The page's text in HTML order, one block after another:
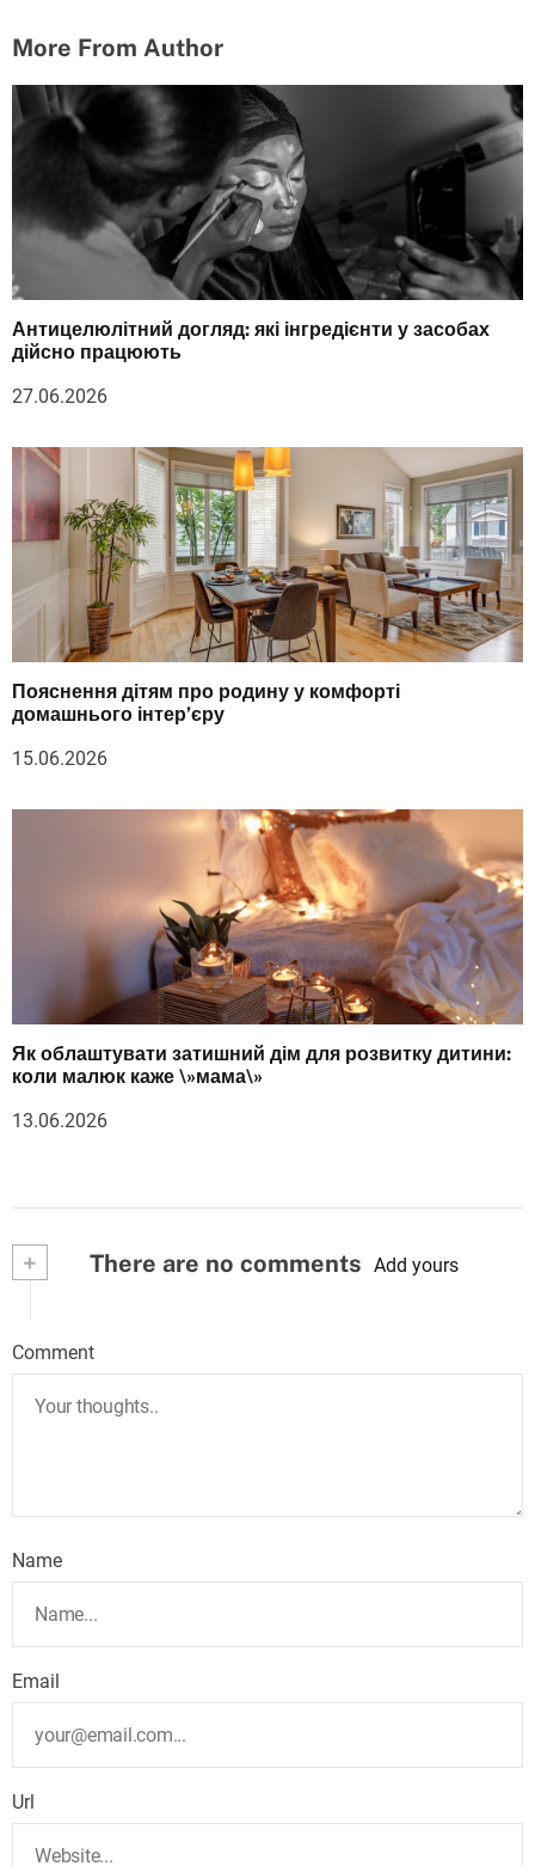
More From Author
Антицелюлітний догляд: які інгредієнти у засобах
дійсно працюють
27.06.2026
Пояснення дітям про родину у комфорті
домашнього інтер’єру
15.06.2026
Як облаштувати затишний дім для розвитку дитини:
коли малюк каже \»мама\»
13.06.2026
+ There are no comments Add yours
Comment
Name
Email
Url